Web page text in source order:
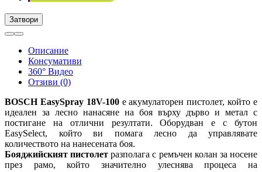
Затвори
Описание
Консумативи
360° Видео
Отзиви (0)
BOSCH EasySpray 18V-100е акумулаторен пистолет, който е
идеален за лесно нанасяне на боя върху дърво и метал с
постигане на отлични резултати. Оборудван е с бутон
EasySelect, който ви помага лесно да управлявате
количеството на нанесената боя.
Бояджийският пистолет разполага с ремъчен колан за носене
през рамо, който значително улеснява процеса на